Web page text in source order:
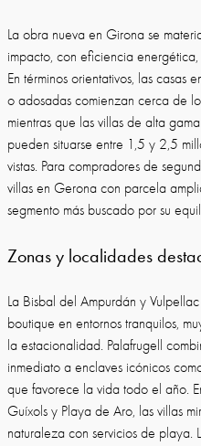
La obra nueva en Girona se
impacto, con eficiencia
En términos orientativos, las casas
o adosadas comienzan cerca de
mientras que las villas de alta
pueden situarse entre 1,5 y 2,5
vistas. Para compradores de
villas en Gerona con parcela
segmento más buscado por su
Zonas y localidades
La Bisbal del Ampurdán y
boutique en entornos tranquilos,
la estacionalidad. Palafrugell
inmediato a enclaves icónicos
que favorece la vida todo el año.
Guíxols y Playa de Aro, las villas
naturaleza con servicios de playa.